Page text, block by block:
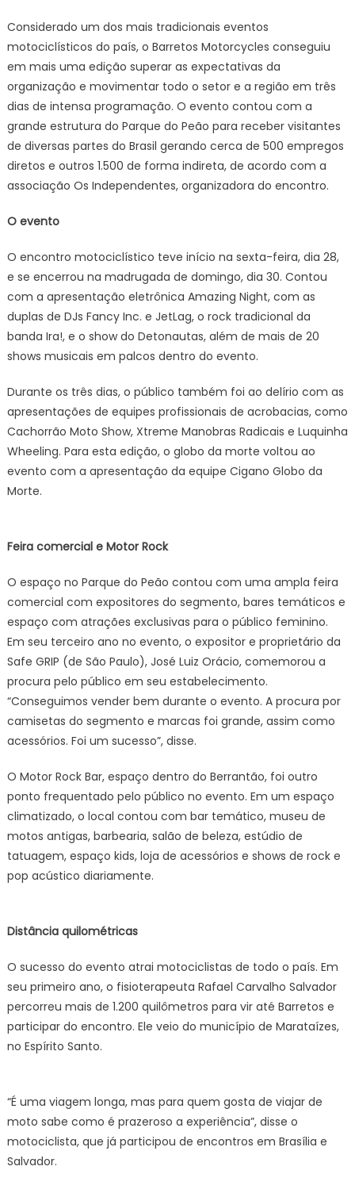
Considerado um dos mais tradicionais eventos
motociclísticos do país, o Barretos Motorcycles conseguiu
em mais uma edição superar as expectativas da
organização e movimentar todo o setor e a região em três
dias de intensa programação. O evento contou com a
grande estrutura do Parque do Peão para receber visitantes
de diversas partes do Brasil gerando cerca de 500 empregos
diretos e outros 1.500 de forma indireta, de acordo com a
associação Os Independentes, organizadora do encontro.
O evento
O encontro motociclístico teve início na sexta-feira, dia 28,
e se encerrou na madrugada de domingo, dia 30. Contou
com a apresentação eletrônica Amazing Night, com as
duplas de DJs Fancy Inc. e JetLag, o rock tradicional da
banda Ira!, e o show do Detonautas, além de mais de 20
shows musicais em palcos dentro do evento.
Durante os três dias, o público também foi ao delírio com as
apresentações de equipes profissionais de acrobacias, como
Cachorrão Moto Show, Xtreme Manobras Radicais e Luquinha
Wheeling. Para esta edição, o globo da morte voltou ao
evento com a apresentação da equipe Cigano Globo da
Morte.
Feira comercial e Motor Rock
O espaço no Parque do Peão contou com uma ampla feira
comercial com expositores do segmento, bares temáticos e
espaço com atrações exclusivas para o público feminino.
Em seu terceiro ano no evento, o expositor e proprietário da
Safe GRIP (de São Paulo), José Luiz Orácio, comemorou a
procura pelo público em seu estabelecimento.
“Conseguimos vender bem durante o evento. A procura por
camisetas do segmento e marcas foi grande, assim como
acessórios. Foi um sucesso”, disse.
O Motor Rock Bar, espaço dentro do Berrantão, foi outro
ponto frequentado pelo público no evento. Em um espaço
climatizado, o local contou com bar temático, museu de
motos antigas, barbearia, salão de beleza, estúdio de
tatuagem, espaço kids, loja de acessórios e shows de rock e
pop acústico diariamente.
Distância quilométricas
O sucesso do evento atrai motociclistas de todo o país. Em
seu primeiro ano, o fisioterapeuta Rafael Carvalho Salvador
percorreu mais de 1.200 quilômetros para vir até Barretos e
participar do encontro. Ele veio do município de Marataízes,
no Espírito Santo.
“É uma viagem longa, mas para quem gosta de viajar de
moto sabe como é prazeroso a experiência”, disse o
motociclista, que já participou de encontros em Brasília e
Salvador.